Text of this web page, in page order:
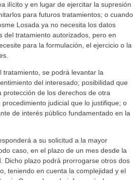
ilícito y en lugar de ejercitar la supresión
para futuros tratamientos; o cuando
Losada ya no necesita los datos
del tratamiento autorizados, pero en
para la formulación, el ejercicio o la
tratamiento, se podrá levantar la
del interesado; posibilidad que
protección de los derechos de otra
judicial que lo justifique; o
de interés público fundamentado en la
a su solicitud a la mayor
caso, en el plazo de un mes desde la
Dicho plazo podrá prorrogarse otros dos
teniendo en cuenta la complejidad y el